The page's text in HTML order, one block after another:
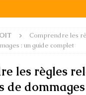
Comprendre les
: un guide complet
les règles
de